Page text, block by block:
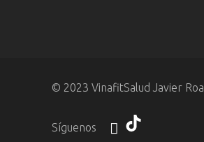
© 2023 VinafitSalud Javier Roa
Síguenos